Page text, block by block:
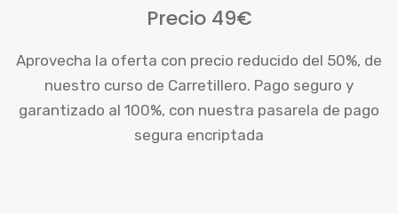
Precio 49€
Aprovecha la oferta con precio reducido del 50%, de
nuestro curso de Carretillero. Pago seguro y
garantizado al 100%, con nuestra pasarela de pago
segura encriptada